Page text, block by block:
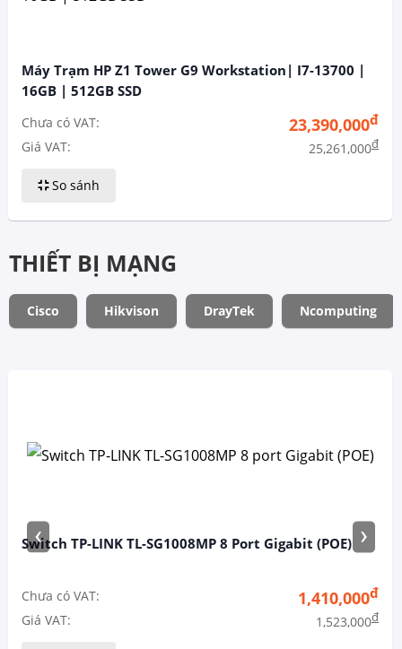
Máy Trạm HP Z1 Tower G9 Workstation| I7-13700 |
16GB | 512GB SSD
Chưa có VAT: 23,390,000đ
Giá VAT: 25,261,000đ
So sánh
THIẾT BỊ MẠNG
Cisco Hikvison DrayTek Ncomputing
Switch TP-LINK TL-SG1008MP 8 Port Gigabit (POE)
Chưa có VAT: 1,410,000đ
Giá VAT: 1,523,000đ
‹ ›